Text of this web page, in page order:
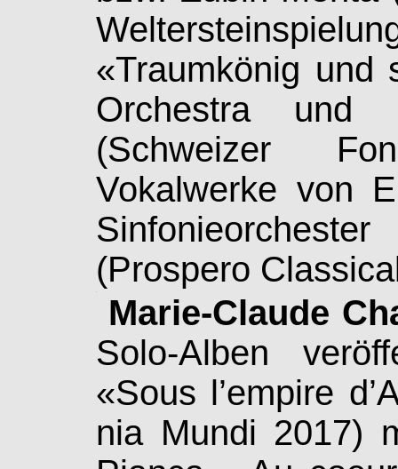
«Traumkönig und
Orchestra und
(Schweizer
Vokalwerke von
(Prospero
.
Marie-Claude
Solo-Alben
«Sous l’empire
nia Mundi 2017)